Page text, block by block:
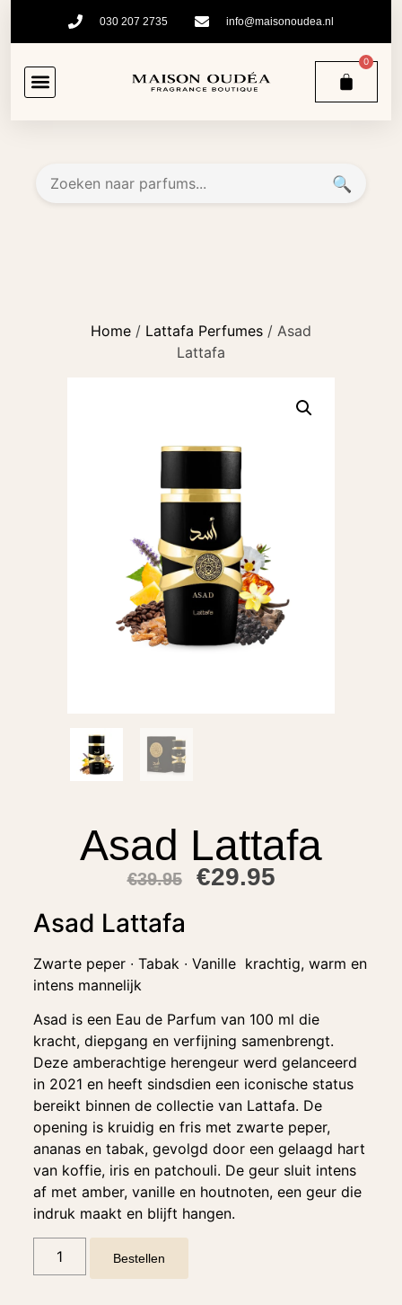
030 207 2735 info@maisonoudea.nl
0
🔍
Home / Lattafa Perfumes / Asad
Lattafa
Asad Lattafa
€39.95 €29.95
Asad Lattafa
Zwarte peper ∙ Tabak ∙ Vanille krachtig, warm en
intens mannelijk
Asad is een Eau de Parfum van 100 ml die
kracht, diepgang en verfijning samenbrengt.
Deze amberachtige herengeur werd gelanceerd
in 2021 en heeft sindsdien een iconische status
bereikt binnen de collectie van Lattafa. De
opening is kruidig en fris met zwarte peper,
ananas en tabak, gevolgd door een gelaagd hart
van koffie, iris en patchouli. De geur sluit intens
af met amber, vanille en houtnoten, een geur die
indruk maakt en blijft hangen.
Bestellen